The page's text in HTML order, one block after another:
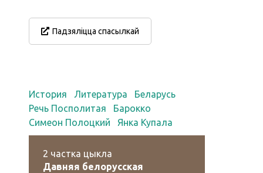
Падзяліцца спасылкай
История Литература
Беларусь
Речь Посполитая
Барокко
Симеон Полоцкий
Янка Купала
2 частка цыкла
Давняя белорусская